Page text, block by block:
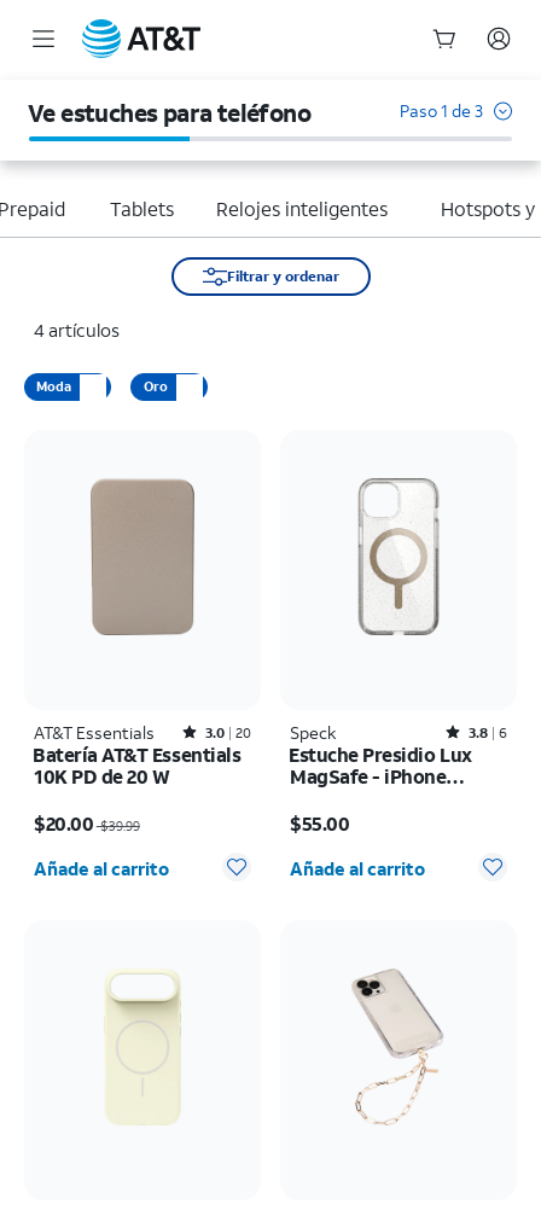
Ve estuches para teléfono Paso 1 de 3
Tablets Relojes inteligentes Hotspots y
Filtrar y ordenar
4 artículos
Moda Oro
AT&T Essentials Rated3out of 5 stars with20reviews
3.0 20
Batería AT&T Essentials
10K PD de 20 W
$20.00$39.99
Cantidad seleccionada: 0
Añade al carrito
Speck Rated3.8out of 5 stars with6reviews
3.8 6
Estuche Presidio Lux
MagSafe - iPhone
$55.00
Cantidad seleccionada: 0
Añade al carrito